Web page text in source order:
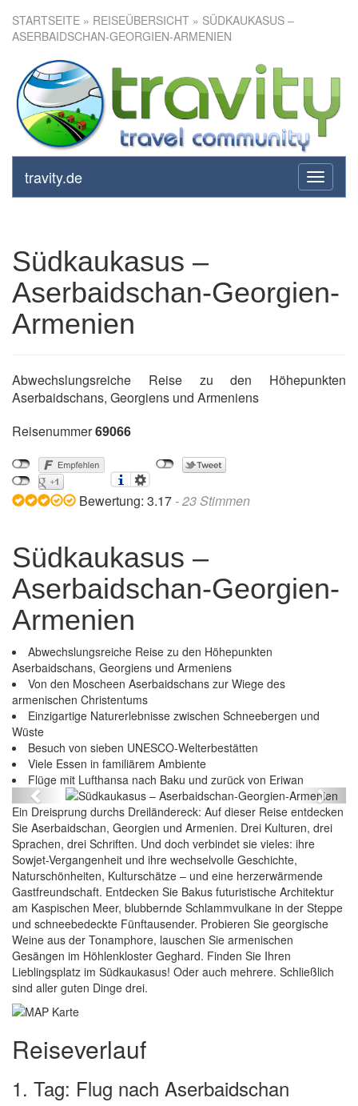
STARTSEITE » REISEÜBERSICHT » SÜDKAUKASUS –
ASERBAIDSCHAN-GEORGIEN-ARMENIEN
toggle
travity.de
Südkaukasus –
Aserbaidschan-Georgien-
Armenien
Südkaukasus –
Aserbaidschan-Georgien-
Armenien
Abwechslungsreiche Reise zu den Höhepunkten
Aserbaidschans, Georgiens und Armeniens
Reisenummer69066
Bewertung: 3.17 -23Stimmen
Südkaukasus –
Aserbaidschan-Georgien-
Armenien
Abwechslungsreiche Reise zu den Höhepunkten
Aserbaidschans, Georgiens und Armeniens
Von den Moscheen Aserbaidschans zur Wiege des
armenischen Christentums
Einzigartige Naturerlebnisse zwischen Schneebergen und
Wüste
Besuch von sieben UNESCO-Welterbestätten
Viele Essen in familiärem Ambiente
Flüge mit Lufthansa nach Baku und zurück von Eriwan
Südkaukasus – Aserbaidschan-Georgien-
Armenien
Previous Next
Ein Dreisprung durchs Dreiländereck: Auf dieser Reise entdecken
Sie Aserbaidschan, Georgien und Armenien. Drei Kulturen, drei
Sprachen, drei Schriften. Und doch verbindet sie vieles: ihre
Sowjet-Vergangenheit und ihre wechselvolle Geschichte,
Naturschönheiten, Kulturschätze – und eine herzerwärmende
Gastfreundschaft. Entdecken Sie Bakus futuristische Architektur
am Kaspischen Meer, blubbernde Schlammvulkane in der Steppe
und schneebedeckte Fünftausender. Probieren Sie georgische
Weine aus der Tonamphore, lauschen Sie armenischen
Gesängen im Höhlenkloster Geghard. Finden Sie Ihren
Lieblingsplatz im Südkaukasus! Oder auch mehrere. Schließlich
sind aller guten Dinge drei.
Reiseverlauf
1. Tag: Flug nach Aserbaidschan